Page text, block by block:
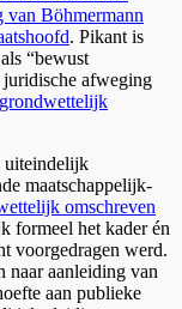
van Böhmermann
. Pikant is
“bewust
juridische afweging
grondwettelijk
uiteindelijk
maatschappelijk-
omschreven
formeel het kader én
voorgedragen werd.
naar aanleiding van
aan publieke